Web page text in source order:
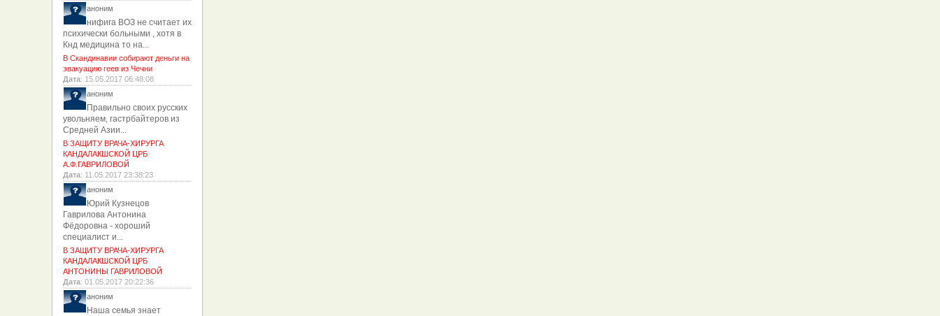
аноним
нифига ВОЗ не считает их
психически больными , хотя в
Кнд медицина то на...
В Скандинавии собирают деньги на
эвакуацию геев из Чечни
Дата: 15.05.2017 06:48:08
аноним
Правильно своих русских
увольняем, гастрбайтеров из
Средней Азии...
В ЗАЩИТУ ВРАЧА-ХИРУРГА
КАНДАЛАКШСКОЙ ЦРБ
А.Ф.ГАВРИЛОВОЙ
Дата: 11.05.2017 23:38:23
аноним
Юрий Кузнецов
Гаврилова Антонина
Фёдоровна - хороший
специалист и...
В ЗАЩИТУ ВРАЧА-ХИРУРГА
КАНДАЛАКШСКОЙ ЦРБ
АНТОНИНЫ ГАВРИЛОВОЙ
Дата: 01.05.2017 20:22:36
аноним
Наша семья знает